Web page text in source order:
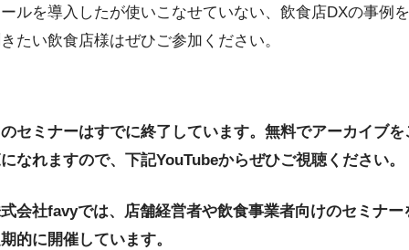
ルを導入したが使いこなせていない、飲食店DXの事例を
たい飲食店様はぜひご参加ください。
セミナーはすでに終了しています。無料でアーカイブを
なれますので、下記YouTubeからぜひご視聴ください。
会社favyでは、店舗経営者や飲食事業者向けのセミナー
的に開催しています。